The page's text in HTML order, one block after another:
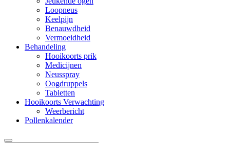
Loopneus
Keelpijn
Benauwdheid
Vermoeidheid
Behandeling
Hooikoorts prik
Medicijnen
Neusspray
Oogdruppels
Tabletten
Hooikoorts Verwachting
Weerbericht
Pollenkalender